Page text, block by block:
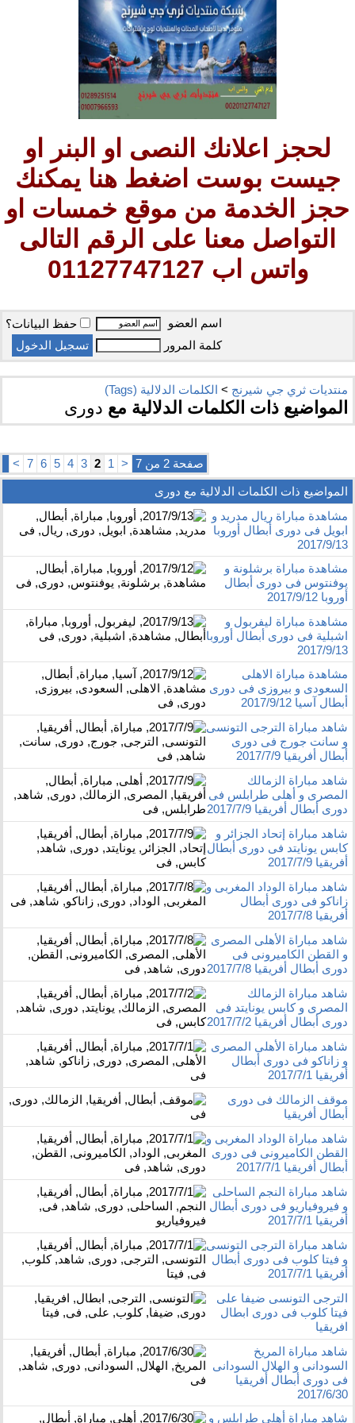
لحجز اعلانك النصى او البنر او
جيست بوست اضغط هنا يمكنك
حجز الخدمة من موقع خمسات او
التواصل معنا على الرقم التالى
واتس اب 01127747127
اسم العضو
حفظ البيانات؟
كلمة المرور
منتديات ثري جي شيرنج > الكلمات الدلالية (Tags)
المواضيع ذات الكلمات الدلالية مع دورى
صفحة 2 من 7 <
1
2
3
4
5
6
7
>
المواضيع ذات الكلمات الدلالية مع دورى
مشاهدة مباراة ريال مدريد و
ابويل فى دورى أبطال أوروبا
2017/9/13
مشاهدة مباراة برشلونة و
يوفنتوس فى دورى أبطال
أوروبا 2017/9/12
مشاهدة مباراة ليفربول و
اشبلية فى دورى أبطال أوروبا
2017/9/13
مشاهدة مباراة الاهلى
السعودى و بيروزى فى دورى
أبطال آسيا 2017/9/12
شاهد مباراة الترجى التونسى
و سانت جورج فى دورى
أبطال أفريقيا 2017/7/9
شاهد مباراة الزمالك
المصرى و أهلى طرابلس فى
دورى أبطال أفريقيا 2017/7/9
شاهد مباراة إتحاد الجزائر و
كابس يونايتد فى دورى أبطال
أفريقيا 2017/7/9
شاهد مباراة الوداد المغربى و
زاناكو فى دورى أبطال
أفريقيا 2017/7/8
شاهد مباراة الأهلى المصرى
و القطن الكاميرونى فى
دورى أبطال أفريقيا 2017/7/8
شاهد مباراة الزمالك
المصرى و كابس يونايتد فى
دورى أبطال أفريقيا 2017/7/2
شاهد مباراة الأهلى المصرى
و زاناكو فى دورى أبطال
أفريقيا 2017/7/1
موقف الزمالك فى دورى
أبطال أفريقيا
شاهد مباراة الوداد المغربى و
القطن الكاميرونى فى دورى
أبطال أفريقيا 2017/7/1
شاهد مباراة النجم الساحلى
و فيروفياريو فى دورى أبطال
أفريقيا 2017/7/1
شاهد مباراة الترجى التونسى
و فيتا كلوب فى دورى أبطال
أفريقيا 2017/7/1
الترجى التونسى ضيفا على
فيتا كلوب فى دورى ابطال
افريقيا
شاهد مباراة المريخ
السودانى و الهلال السودانى
فى دورى أبطال أفريقيا
2017/6/30
شاهد مباراة أهلى طرابلس و